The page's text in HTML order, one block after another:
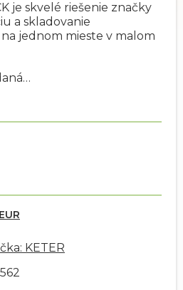
je skvelé riešenie značky
a skladovanie
jednom mieste v malom
KETER